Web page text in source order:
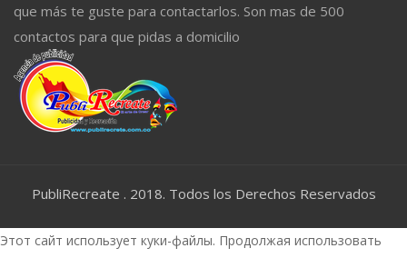
que más te guste para contactarlos. Son mas de 500
contactos para que pidas a domicilio
PubliRecreate . 2018. Todos los Derechos Reservados
Этот сайт использует куки-файлы. Продолжая использовать